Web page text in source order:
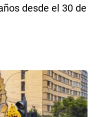
desde el 30 de